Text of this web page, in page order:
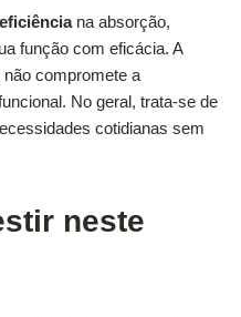
eficiênciana absorção,
função com eficácia. A
compromete a
No geral, trata-se de
cotidianas sem
neste